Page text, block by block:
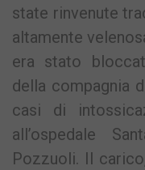
state rinvenute
altamente
era stato
della compagnia
casi di
all’ospedale
Pozzuoli. Il